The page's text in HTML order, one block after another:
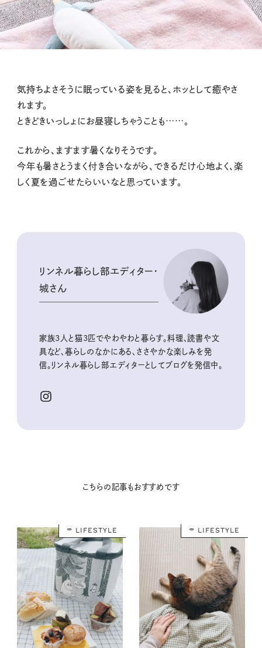
気持ちよさそうに眠っている姿を見ると、ホッとして癒やさ
れます。
ときどきいっしょにお昼寝しちゃうことも……。
これから、ますます暑くなりそうです。
今年も暑さとうまく付き合いながら、できるだけ心地よく、楽
しく夏を過ごせたらいいなと思っています。
リンネル暮らし部エディター・
城さん
家族3人と猫3匹でやわやわと暮らす。料理、読書や文
具など、暮らしのなかにある、ささやかな楽しみを発
信。リンネル暮らし部エディターとしてブログを発信中。
こちらの記事もおすすめです
LIFESTYLE LIFESTYLE